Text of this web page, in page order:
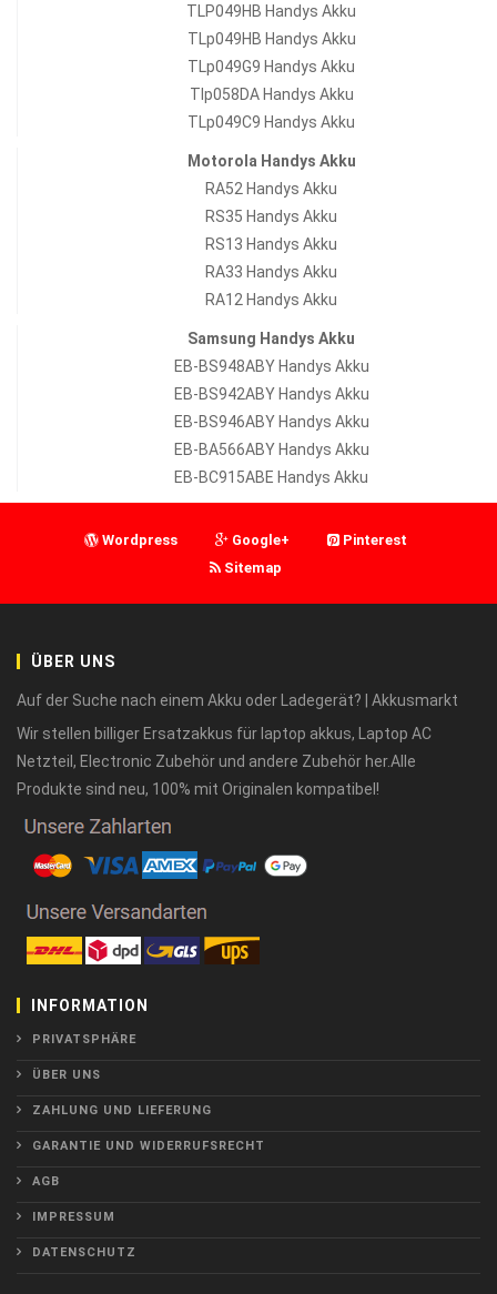
TLP049HB Handys Akku
TLp049HB Handys Akku
TLp049G9 Handys Akku
Tlp058DA Handys Akku
TLp049C9 Handys Akku
Motorola Handys Akku
RA52 Handys Akku
RS35 Handys Akku
RS13 Handys Akku
RA33 Handys Akku
RA12 Handys Akku
Samsung Handys Akku
EB-BS948ABY Handys Akku
EB-BS942ABY Handys Akku
EB-BS946ABY Handys Akku
EB-BA566ABY Handys Akku
EB-BC915ABE Handys Akku
Wordpress Google+
Pinterest
Sitemap
ÜBER UNS
Auf der Suche nach einem Akku oder Ladegerät? | Akkusmarkt
Wir stellen billiger Ersatzakkus für laptop akkus, Laptop AC
Netzteil, Electronic Zubehör und andere Zubehör her.Alle
Produkte sind neu, 100% mit Originalen kompatibel!
INFORMATION
PRIVATSPHÄRE
ÜBER UNS
ZAHLUNG UND LIEFERUNG
GARANTIE UND WIDERRUFSRECHT
AGB
IMPRESSUM
DATENSCHUTZ